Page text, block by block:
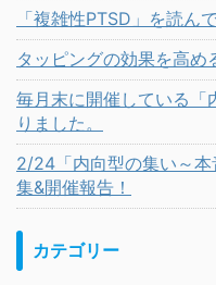
「複雑性PTSD」を読ん
タッピングの効果を高め
毎月末に開催している「
りました。
2/24「内向型の集い～
集&開催報告！
カテゴリー